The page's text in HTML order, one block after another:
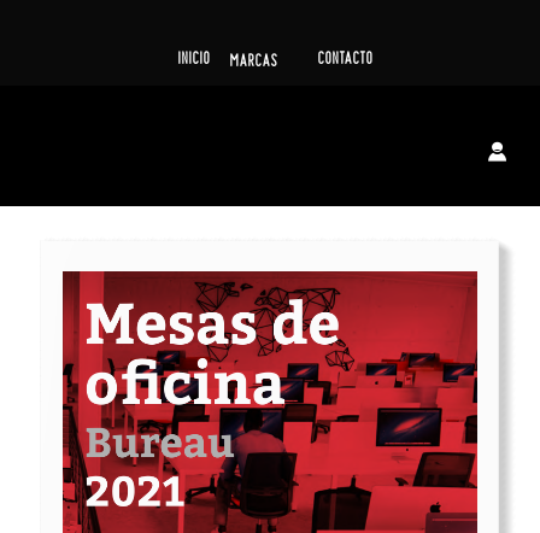
INICIO MARCAS CONTACTO